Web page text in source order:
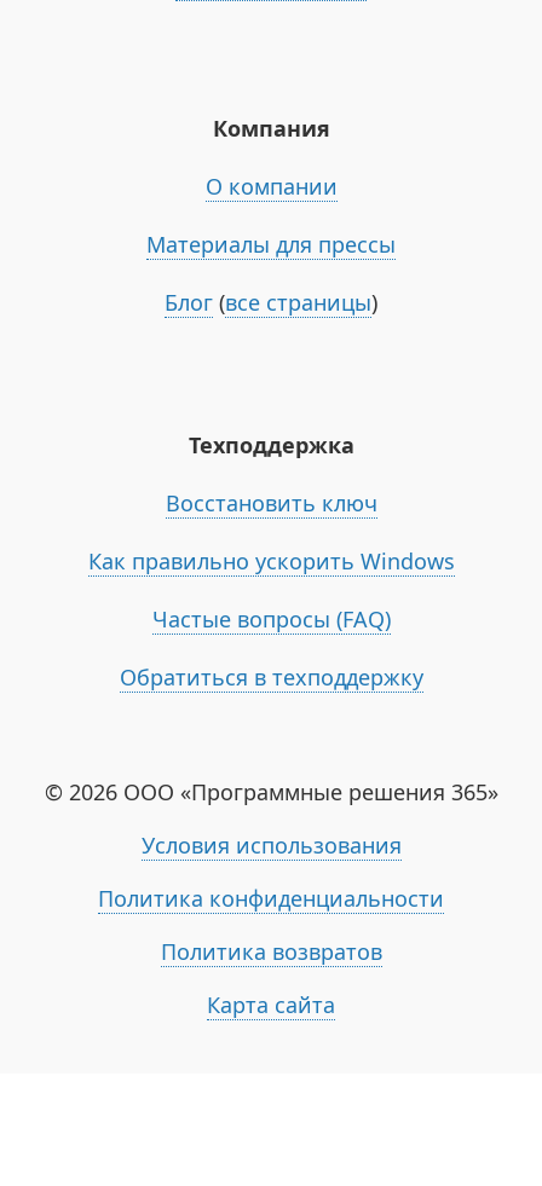
Компания
О компании
Материалы для прессы
Блог (все страницы)
Техподдержка
Восстановить ключ
Как правильно ускорить Windows
Частые вопросы (FAQ)
Обратиться в техподдержку
© 2026 ООО «Программные решения 365»
Условия использования
Политика конфиденциальности
Политика возвратов
Карта сайта